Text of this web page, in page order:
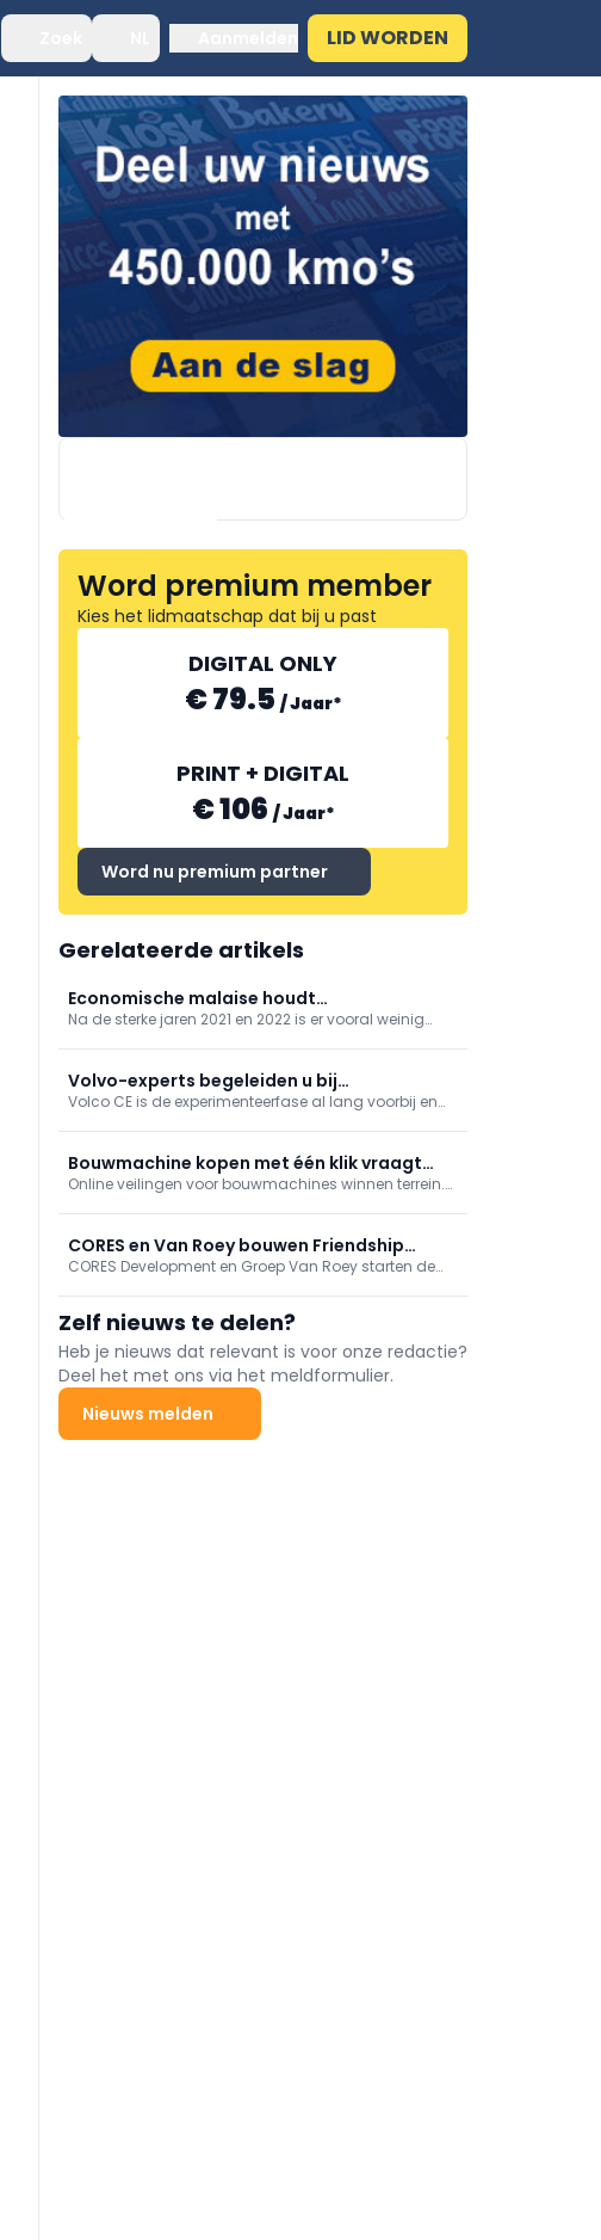
LID WORDEN
KEESTRACK
Word premium member
Kies het lidmaatschap dat bij u past
DIGITAL ONLY
€ 79.5 /Jaar*
PRINT + DIGITAL
€ 106 /Jaar*
Word nu premium partner
Gerelateerde artikels
Economische malaise houdt
bouwmachinemarkt in haar greep
Na de sterke jaren 2021 en 2022 is er vooral weinig
ogen stabieler, maar ook daar geen
vreugdetaferelen.
Volvo-experts begeleiden u bij
overschakeling naar elektrisch
Volco CE is de experimenteerfase al lang voorbij en
elektrische wiellader L90 Electric, de knikdumpers A30
en A40 Electric en de EWR150 Electric
bandengraafmachine
Bouwmachine kopen met één klik vraagt
grondige voorbereiding
Online veilingen voor bouwmachines winnen terrein.
stand komt.
CORES en Van Roey bouwen Friendship
Residence op iconische Chiquita-site
CORES Development en Groep Van Roey starten de
omvat zes gebouwen met wonen, horeca en retail.
Eerste opleveringen in 2028; volledige afronding
tegen 2030-31.
Zelf nieuws te delen?
Heb je nieuws dat relevant is voor onze redactie?
Deel het met ons via het meldformulier.
Nieuws melden